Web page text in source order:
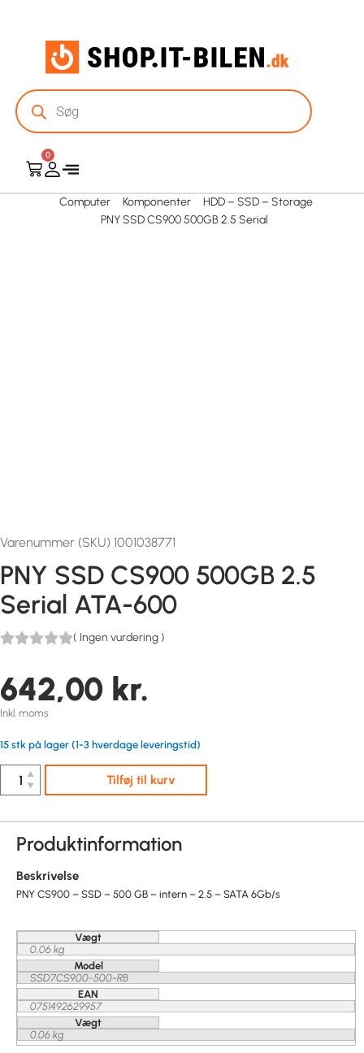
0
Computer Komponenter
HDD – SSD – Storage
PNY SSD CS900 500GB 2.5 Serial
Varenummer (SKU) 1001038771
PNY SSD CS900 500GB 2.5
Serial ATA-600
( Ingen vurdering )
642,00 kr.
Inkl. moms
15 stk på lager (1-3 hverdage leveringstid)
▲
▼
Tilføj til kurv
Produktinformation
Beskrivelse
PNY CS900 – SSD – 500 GB – intern – 2.5 – SATA 6Gb/s
Vægt
0,06 kg
Model
SSD7CS900-500-RB
EAN
0751492629957
Vægt
0.06 kg